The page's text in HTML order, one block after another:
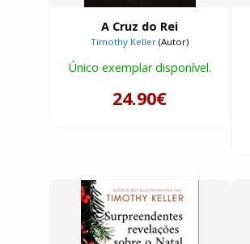
A Cruz do Rei
Timothy Keller (Autor)
Único exemplar disponível.
24.90€